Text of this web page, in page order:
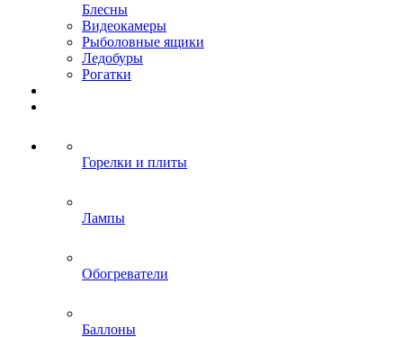
Блесны
Видеокамеры
Рыболовные ящики
Ледобуры
Рогатки
Горелки и плиты
Лампы
Обогреватели
Баллоны